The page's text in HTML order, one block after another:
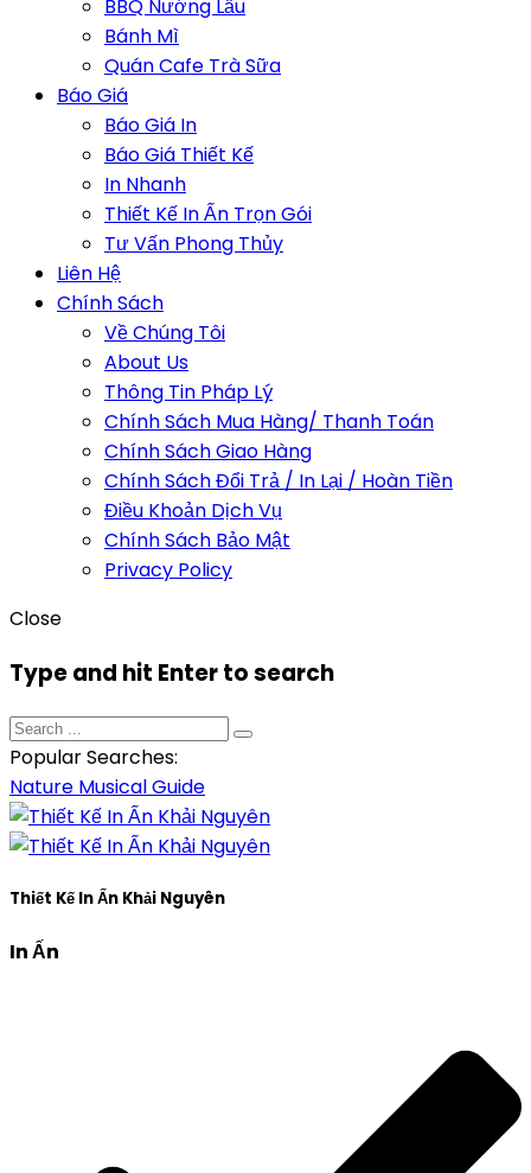
BBQ Nướng Lẩu
Bánh Mì
Quán Cafe Trà Sữa
Báo Giá
Báo Giá In
Báo Giá Thiết Kế
In Nhanh
Thiết Kế In Ấn Trọn Gói
Tư Vấn Phong Thủy
Liên Hệ
Chính Sách
Về Chúng Tôi
About Us
Thông Tin Pháp Lý
Chính Sách Mua Hàng/ Thanh Toán
Chính Sách Giao Hàng
Chính Sách Đổi Trả / In Lại / Hoàn Tiền
Điều Khoản Dịch Vụ
Chính Sách Bảo Mật
Privacy Policy
Close
Type and hit Enter to search
Popular Searches:
Nature MusicalGuide
Thiết Kế In Ấn Khải Nguyên
In Ấn